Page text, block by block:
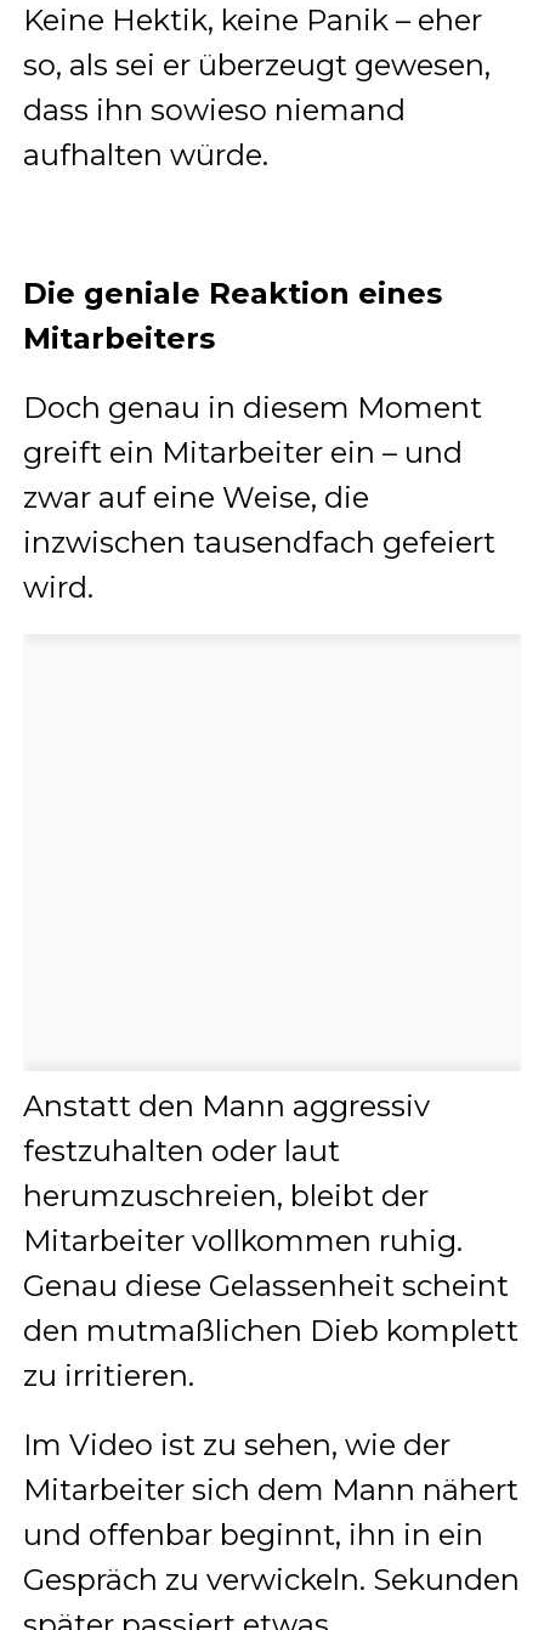
Keine Hektik, keine Panik – eher
so, als sei er überzeugt gewesen,
dass ihn sowieso niemand
aufhalten würde.
Die geniale Reaktion eines
Mitarbeiters
Doch genau in diesem Moment
greift ein Mitarbeiter ein – und
zwar auf eine Weise, die
inzwischen tausendfach gefeiert
wird.
Anstatt den Mann aggressiv
festzuhalten oder laut
herumzuschreien, bleibt der
Mitarbeiter vollkommen ruhig.
Genau diese Gelassenheit scheint
den mutmaßlichen Dieb komplett
zu irritieren.
Im Video ist zu sehen, wie der
Mitarbeiter sich dem Mann nähert
und offenbar beginnt, ihn in ein
Gespräch zu verwickeln. Sekunden